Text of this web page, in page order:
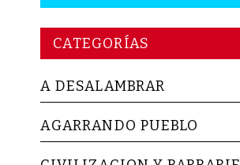
CATEGORÍAS
A DESALAMBRAR
AGARRANDO PUEBLO